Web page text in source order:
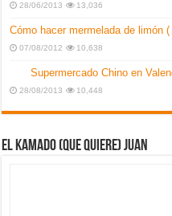
28/06/2013 13,036
Cómo hacer mermelada de limón
07/08/2012 10,638
Supermercado Chino en
28/08/2013 10,448
El kamado (que quiere) Juan